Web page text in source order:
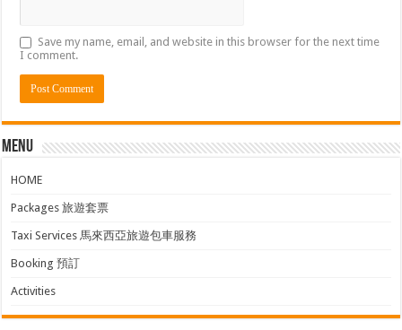
Save my name, email, and website in this browser for the next time
I comment.
Menu
HOME
Packages 旅遊套票
Taxi Services 馬來西亞旅遊包車服務
Booking 預訂
Activities